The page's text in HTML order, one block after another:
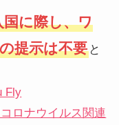
に際し、ワ
提示は不要と
Fly
ロナウイルス関連